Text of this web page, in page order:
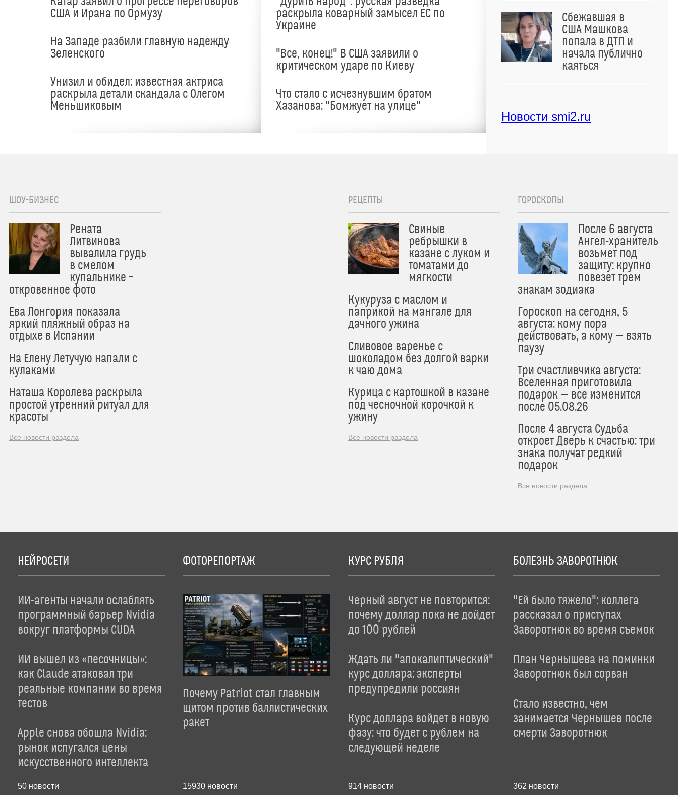
США и Ирана по Ормузу
На Западе разбили главную надежду
Зеленского
Унизил и обидел: известная актриса
раскрыла детали скандала с Олегом
Меньшиковым
раскрыла коварный замысел ЕС по
Украине
"Все, конец!" В США заявили о
критическом ударе по Киеву
Что стало с исчезнувшим братом
Хазанова: "Бомжует на улице"
Сбежавшая в
США Машкова
попала в ДТП и
начала публично
каяться
Новости smi2.ru
ШОУ-БИЗНЕС
Рената
Литвинова
вывалила грудь
в смелом
купальнике –
откровенное фото
Ева Лонгория показала
яркий пляжный образ на
отдыхе в Испании
На Елену Летучую напали с
кулаками
Наташа Королева раскрыла
простой утренний ритуал для
красоты
Все новости раздела
РЕЦЕПТЫ
Свиные
ребрышки в
казане с луком и
томатами до
мягкости
Кукуруза с маслом и
паприкой на мангале для
дачного ужина
Сливовое варенье с
шоколадом без долгой варки
к чаю дома
Курица с картошкой в казане
под чесночной корочкой к
ужину
Все новости раздела
ГОРОСКОПЫ
После 6 августа
Ангел-хранитель
возьмет под
защиту: крупно
повезет трем
знакам зодиака
Гороскоп на сегодня, 5
августа: кому пора
действовать, а кому — взять
паузу
Три счастливчика августа:
Вселенная приготовила
подарок — все изменится
после 05.08.26
После 4 августа Судьба
откроет Дверь к счастью: три
знака получат редкий
подарок
Все новости раздела
НЕЙРОСЕТИ
ИИ-агенты начали ослаблять
программный барьер Nvidia
вокруг платформы CUDA
ИИ вышел из «песочницы»:
как Claude атаковал три
реальные компании во время
тестов
Apple снова обошла Nvidia:
рынок испугался цены
искусственного интеллекта
50 новости
ФОТОРЕПОРТАЖ
Почему Patriot стал главным
щитом против баллистических
ракет
15930 новости
КУРС РУБЛЯ
Черный август не повторится:
почему доллар пока не дойдет
до 100 рублей
Ждать ли "апокалиптический"
курс доллара: эксперты
предупредили россиян
Курс доллара войдет в новую
фазу: что будет с рублем на
следующей неделе
914новости
БОЛЕЗНЬ ЗАВОРОТНЮК
"Ей было тяжело": коллега
рассказал о приступах
Заворотнюк во время съемок
План Чернышева на поминки
Заворотнюк был сорван
Стало известно, чем
занимается Чернышев после
смерти Заворотнюк
362 новости